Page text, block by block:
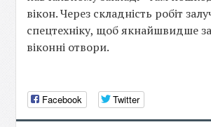
вікон. Через складність робіт
спецтехніку, щоб якнайшвидше
віконні отвори.
Facebook Twitter